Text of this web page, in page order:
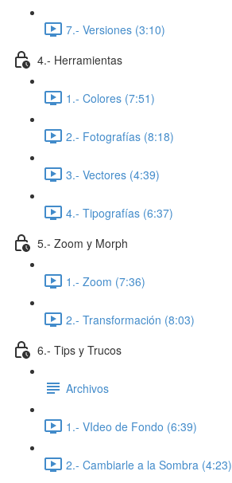
7.- Versiones (3:10)
4.- Herramientas
1.- Colores (7:51)
2.- Fotografías (8:18)
3.- Vectores (4:39)
4.- Tipografías (6:37)
5.- Zoom y Morph
1.- Zoom (7:36)
2.- Transformación (8:03)
6.- Tips y Trucos
Archivos
1.- VIdeo de Fondo (6:39)
2.- Cambiarle a la Sombra (4:23)